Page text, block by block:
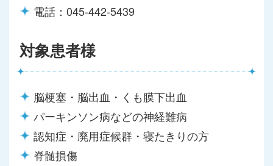
電話：045-442-5439
対象患者様
脳梗塞・脳出血・くも膜下出血
パーキンソン病などの神経難病
認知症・廃用症候群・寝たきりの方
脊髄損傷